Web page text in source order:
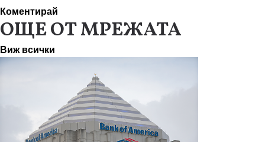
Коментирай
ОЩЕ ОТ МРЕЖАТА
Виж всички